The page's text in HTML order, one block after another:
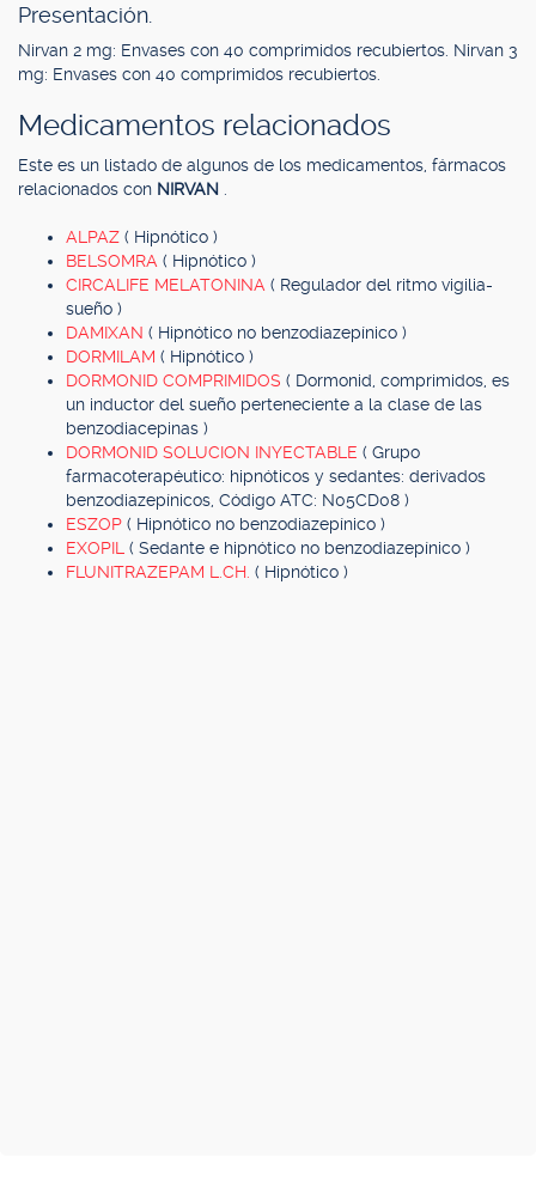
Presentación.
Nirvan 2 mg: Envases con 40 comprimidos recubiertos. Nirvan 3
mg: Envases con 40 comprimidos recubiertos.
Medicamentos relacionados
Este es un listado de algunos de los medicamentos, fármacos
relacionados con NIRVAN
ALPAZ ( Hipnótico )
BELSOMRA ( Hipnótico )
CIRCALIFE MELATONINA ( Regulador del ritmo vigilia-
sueño )
DAMIXAN ( Hipnótico no benzodiazepínico )
DORMILAM ( Hipnótico )
DORMONID COMPRIMIDOS ( Dormonid, comprimidos, es
un inductor del sueño perteneciente a la clase de las
benzodiacepinas )
DORMONID SOLUCION INYECTABLE ( Grupo
farmacoterapéutico: hipnóticos y sedantes: derivados
benzodiazepínicos, Código ATC: N05CD08 )
ESZOP ( Hipnótico no benzodiazepínico )
EXOPIL ( Sedante e hipnótico no benzodiazepínico )
FLUNITRAZEPAM L.CH. ( Hipnótico )